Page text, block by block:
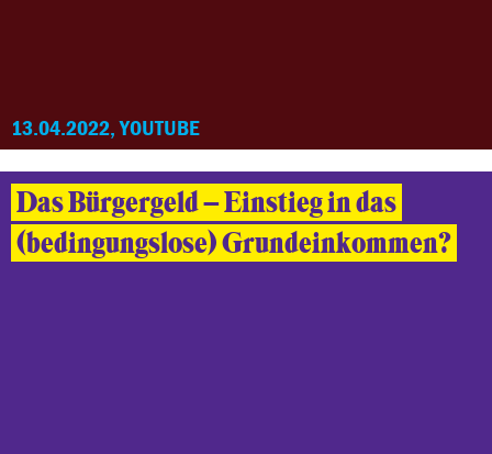
13.04.2022, YOUTUBE
Das Bürgergeld – Einstieg in das
(bedingungslose) Grundeinkommen?